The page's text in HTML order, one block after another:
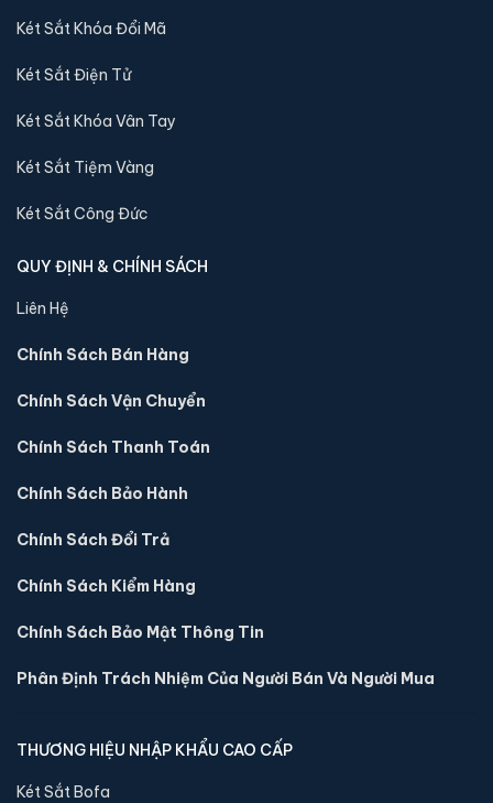
🔒 Khoá:Khóa điện tử
🛡️ Bảo hành:36 tháng
Két sắt mini Bofa ZB-30DJ vân tay chính hãng
🔒 Khoá:Khóa vân tay
Xem chi tiết →
Két Sắt Khóa Đổi Mã
Két Sắt Điện Tử
Két Sắt Khóa Vân Tay
Két Sắt Tiệm Vàng
Két Sắt Công Đức
QUY ĐỊNH & CHÍNH SÁCH
Liên Hệ
Chính Sách Bán Hàng
Chính Sách Vận Chuyển
Chính Sách Thanh Toán
Chính Sách Bảo Hành
Chính Sách Đổi Trả
Chính Sách Kiểm Hàng
Chính Sách Bảo Mật Thông Tin
Phân Định Trách Nhiệm Của Người Bán Và Người Mua
THƯƠNG HIỆU NHẬP KHẨU CAO CẤP
Két Sắt Bofa